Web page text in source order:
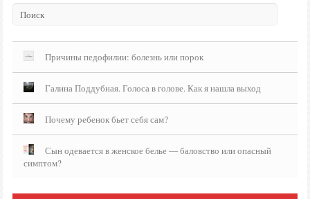
Причины педофилии: болезнь или порок
Галина Поддубная. Голоса в голове. Как я нашла выход
Почему ребенок бьет себя сам?
Сын одевается в женское белье — баловство или опасный
симптом?